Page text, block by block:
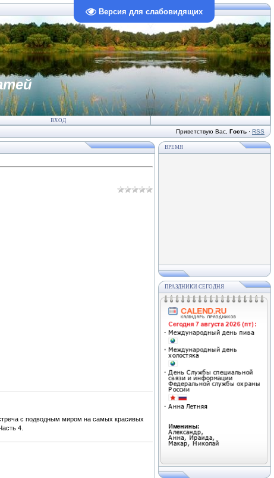
Версия для слабовидящих
ВХОД
Приветствую Вас Гость · RSS
с подводным миром на самых красивых
4.
ВРЕМЯ
ПРАЗДНИКИ СЕГОДНЯ